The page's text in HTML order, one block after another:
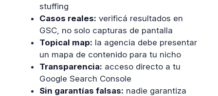
stuffing
Casos reales: verificá resultados en
GSC, no solo capturas de pantalla
Topical map: la agencia debe presentar
un mapa de contenido para tu nicho
Transparencia: acceso directo a tu
Google Search Console
Sin garantías falsas: nadie garantiza